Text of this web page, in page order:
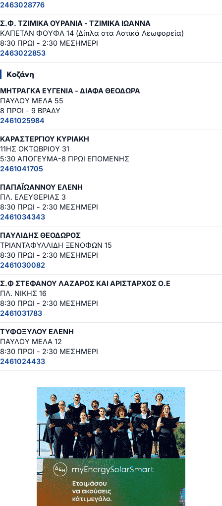
2463028776
Σ.Φ. ΤΖΙΜΙΚΑ ΟΥΡΑΝΙΑ - ΤΖΙΜΙΚΑ ΙΩΑΝΝΑ
ΚΑΠΕΤΑΝ ΦΟΥΦΑ 14 (Δίπλα στα Αστικά Λεωφορεία)
8:30 ΠΡΩΙ - 2:30 ΜΕΣΗΜΕΡΙ
2463022853
Κοζάνη
ΜΗΤΡΑΓΚΑ ΕΥΓΕΝΙΑ - ΔΙΑΦΑ ΘΕΟΔΩΡΑ
ΠΑΥΛΟΥ ΜΕΛΑ 55
8 ΠΡΩΙ - 9 ΒΡΑΔΥ
2461025984
ΚΑΡΑΣΤΕΡΓΙΟΥ ΚΥΡΙΑΚΗ
11ΗΣ ΟΚΤΩΒΡΙΟΥ 31
5:30 ΑΠΟΓΕΥΜΑ-8 ΠΡΩΙ ΕΠΟΜΕΝΗΣ
2461041705
ΠΑΠΑΪΩΑΝΝΟΥ ΕΛΕΝΗ
ΠΛ. ΕΛΕΥΘΕΡΙΑΣ 3
8:30 ΠΡΩΙ - 2:30 ΜΕΣΗΜΕΡΙ
2461034343
ΠΑΥΛΙΔΗΣ ΘΕΟΔΩΡΟΣ
ΤΡΙΑΝΤΑΦΥΛΛΙΔΗ ΞΕΝΟΦΩΝ 15
8:30 ΠΡΩΙ - 2:30 ΜΕΣΗΜΕΡΙ
2461030082
Σ.Φ ΣΤΕΦΑΝΟΥ ΛΑΖΑΡΟΣ ΚΑΙ ΑΡΙΣΤΑΡΧΟΣ Ο.Ε
ΠΛ. ΝΙΚΗΣ 16
8:30 ΠΡΩΙ - 2:30 ΜΕΣΗΜΕΡΙ
2461031783
ΤΥΦΟΞΥΛΟΥ ΕΛΕΝΗ
ΠΑΥΛΟΥ ΜΕΛΑ 12
8:30 ΠΡΩΙ - 2:30 ΜΕΣΗΜΕΡΙ
2461024433